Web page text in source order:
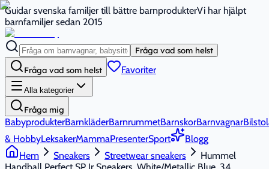
Guidar svenska familjer till bättre barnprodukterVi har hjälpt
barnfamiljer sedan 2015
Fråga vad som helst
Fråga vad som helst Favoriter
Alla kategorier
Fråga mig
BabyprodukterBarnkläderBarnrummetBarnskorBarnvagnar
& HobbyLeksakerMammaPresenterSport
Blogg
Hem
Sneakers Streetwear sneakers
Hummel